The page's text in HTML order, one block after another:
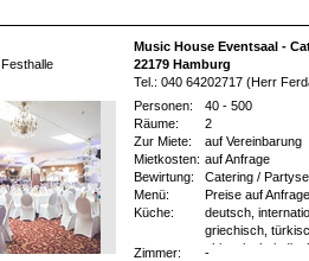
, Festhalle
Music House Eventsaal -
22179 Hamburg
Tel.: 040 64202717 (Herr
Personen:
40 - 500
Räume:
2
Zur Miete:
auf Vereinbarung
Mietkosten: auf Anfrage
Bewirtung:
Catering /
Menü:
Preise auf Anfrage
Küche:
deutsch,
griechisch,
chinesisch,
Zimmer: -